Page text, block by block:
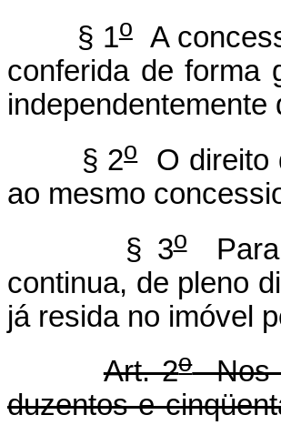
§ 1oA
conferida de forma
independentemente
§ 2oO direito
ao mesmo
§ 3oPara
continua, de pleno
já resida no imóvel
Art. 2oNos
duzentos e